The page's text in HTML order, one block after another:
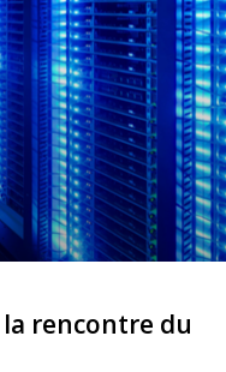
rencontre du